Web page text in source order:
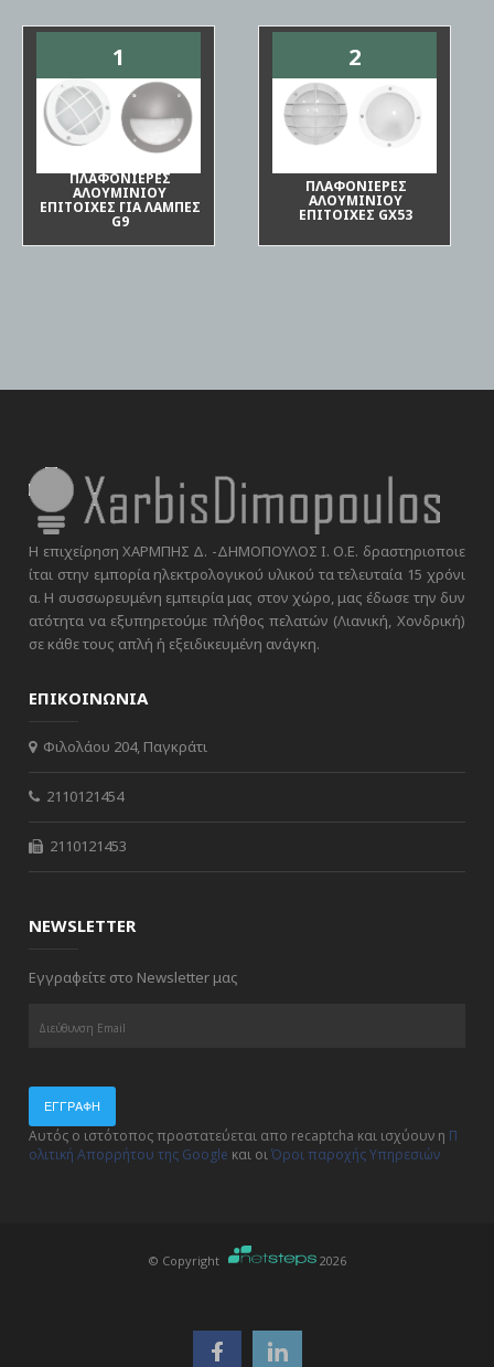
1
ΠΛΑΦΟΝΙΕΡΕΣ
ΑΛΟΥΜΙΝΙΟΥ
ΕΠΙΤΟΙΧΕΣ ΓΙΑ ΛΑΜΠΕΣ
G9
2
ΠΛΑΦΟΝΙΕΡΕΣ
ΑΛΟΥΜΙΝΙΟΥ
ΕΠΙΤΟΙΧΕΣ GX53
Η επιχείρηση ΧΑΡΜΠΗΣ Δ. -ΔΗΜΟΠΟΥΛΟΣ Ι. Ο.Ε. δραστηριοποιε
ίται στην εμπορία ηλεκτρολογικού υλικού τα τελευταία 15 χρόνι
α. Η συσσωρευμένη εμπειρία μας στον χώρο, μας έδωσε την δυν
ατότητα να εξυπηρετούμε πλήθος πελατών (Λιανική, Χονδρική)
σε κάθε τους απλή ή εξειδικευμένη ανάγκη.
ΕΠΙΚΟΙΝΩΝΙΑ
Φιλολάου 204, Παγκράτι
2110121454
2110121453
NEWSLETTER
Εγγραφείτε στο Newsletter μας
ΕΓΓΡΑΦΉ
Αυτός ο ιστότοπος προστατεύεται απο recaptcha και ισχύουν η Π
ολιτική Απορρήτου της Google και οιΌροι παροχής Υπηρεσιών
© Copyright 2026